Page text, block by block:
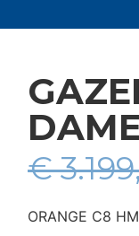
€
ORANGE C8